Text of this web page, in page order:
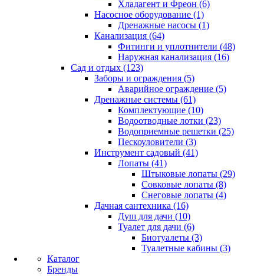
Хладагент и Фреон (6)
Насосное оборудование (1)
Дренажные насосы (1)
Канализация (64)
Фитинги и уплотнители (48)
Наружная канализация (16)
Сад и отдых (123)
Заборы и ограждения (5)
Аварийное ограждение (5)
Дренажные системы (61)
Комплектующие (10)
Водоотводные лотки (23)
Водоприемные решетки (25)
Пескоуловители (3)
Инструмент садовый (41)
Лопаты (41)
Штыковые лопаты (29)
Совковые лопаты (8)
Снеговые лопаты (4)
Дачная сантехника (16)
Душ для дачи (10)
Туалет для дачи (6)
Биотуалеты (3)
Туалетные кабины (3)
Каталог
Бренды